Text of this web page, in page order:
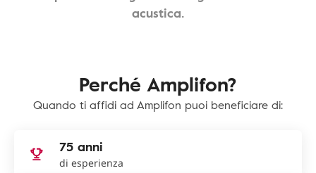
acustica.
Perché Amplifon?
Quando ti affidi ad Amplifon puoi beneficiare di:
75 anni
di esperienza